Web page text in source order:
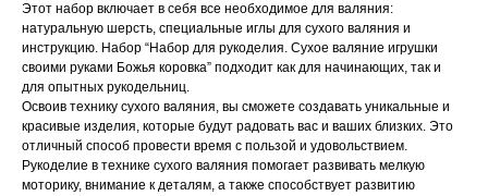
Этот набор включает в себя все необходимое для валяния:
натуральную шерсть, специальные иглы для сухого валяния и
инструкцию. Набор “Набор для рукоделия. Сухое валяние игрушки
своими руками Божья коровка” подходит как для начинающих, так и
для опытных рукодельниц.
Освоив технику сухого валяния, вы сможете создавать уникальные и
красивые изделия, которые будут радовать вас и ваших близких. Это
отличный способ провести время с пользой и удовольствием.
Рукоделие в технике сухого валяния помогает развивать мелкую
моторику, внимание к деталям, а также способствует развитию